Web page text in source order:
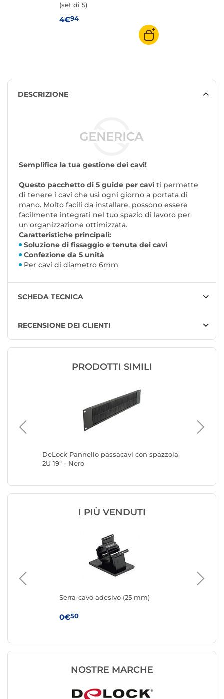
(set di 5)
4€94
DESCRIZIONE
Semplifica la tua gestione dei cavi!
Questo pacchetto di 5 guide per cavi ti permette
di tenere i cavi che usi ogni giorno a portata di
mano. Molto facili da installare, possono essere
facilmente integrati nel tuo spazio di lavoro per
un'organizzazione ottimizzata.
Caratteristiche principali:
Soluzione di fissaggio e tenuta dei cavi
Confezione da 5 unità
Per cavi di diametro 6mm
SCHEDA TECNICA
RECENSIONE DEI CLIENTI
PRODOTTI SIMILI
DeLock Pannello passacavi con spazzola
2U 19" - Nero
I PIÙ VENDUTI
Serra-cavo adesivo (25 mm)
0€50
NOSTRE MARCHE